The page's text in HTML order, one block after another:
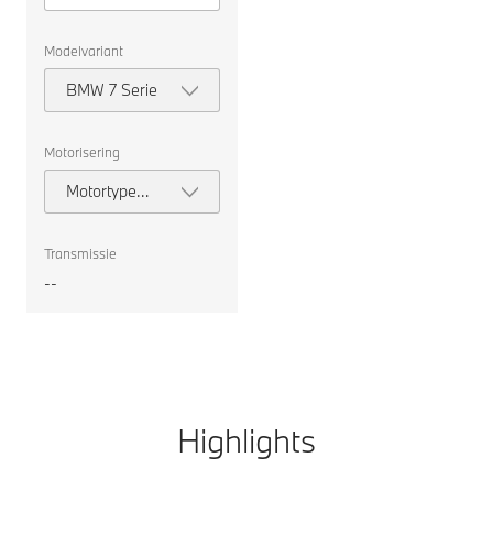
Modelvariant
BMW 7 Serie
Motorisering
Motortype
selecteren
Transmissie
--
Highlights